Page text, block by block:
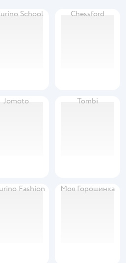
School Chessford
Jomoto Tombi
Fashion Моя Горошинка